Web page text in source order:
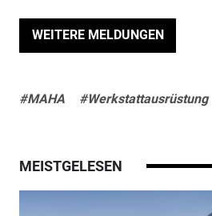
WEITERE MELDUNGEN
#MAHA #Werkstattausrüstung
MEISTGELESEN